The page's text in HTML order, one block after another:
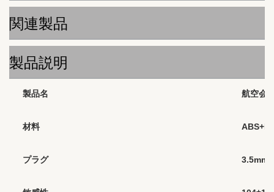
関連製品
製品説明
製品名 航空会
材料
プラグ 3.5mm